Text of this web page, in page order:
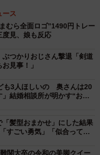
ース
むら全面ロゴ”1490円トレー
見、娘も反応
つかりおじさん撃退「剣道
見事！」
も3人ほしいの 奥さんは20
結婚相談所が明かす“おぢ
髪型おまかせ」にした結果
すごい勇気」「似合って
関大卒の令和の美脚クイー